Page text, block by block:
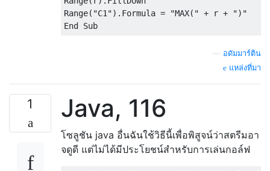
Range("C1").Formula = "MAX(" + r + ")"
อดัมมาร์ติน
แหล่งที่มา
1 Java, 116
โซลูชัน java อื่นฉันใช้วิธีนี้เพื่อพิสูจน์ว่าสตรีมอา
จดูดี แต่ไม่ได้มีประโยชน์สำหรับการเล่นกอล์ฟ